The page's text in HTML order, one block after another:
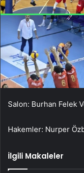
Salon: Burhan Felek
Hakemler: Nurper
İlgili Makaleler